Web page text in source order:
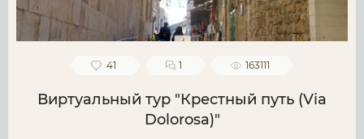
41 1 163111
Виртуальный тур "Крестный путь (Via
Dolorosa)"